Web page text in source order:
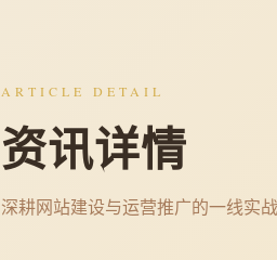
ARTICLE DETAIL
资讯详情
深耕网站建设与运营推广的一线实战